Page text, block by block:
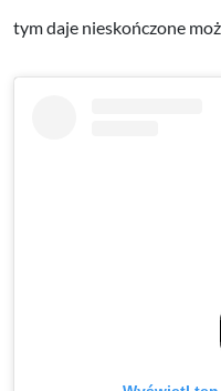
tym daje nieskończone